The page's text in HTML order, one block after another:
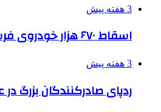
3 هفته پیش
اسقاط ۶۷۰ هزار خودروی فرسوده طی ۳ سال
3 هفته پیش
ردپای صادرکنندگان بزرگ